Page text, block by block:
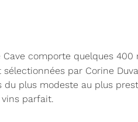
Cave comporte quelques 400
sélectionnées par Corine
du plus modeste au plus
parfait.